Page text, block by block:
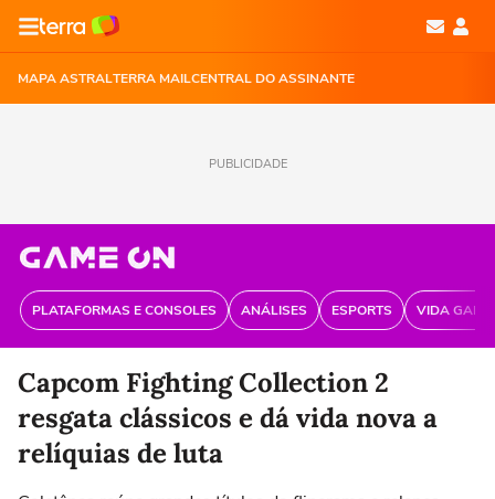
MAPA ASTRALTERRA MAILCENTRAL DO ASSINANTE
PUBLICIDADE
PLATAFORMAS E CONSOLES ANÁLISES ESPORTS VIDA
Capcom Fighting Collection 2
resgata clássicos e dá vida nova a
relíquias de luta